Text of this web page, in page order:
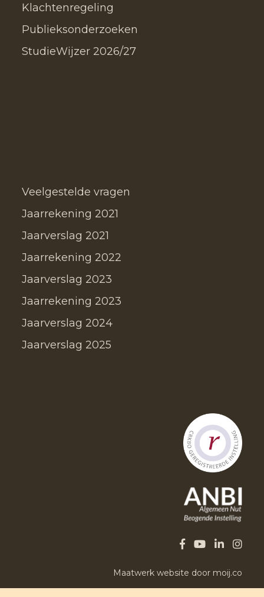
Klachtenregeling
Publieksonderzoeken
StudieWijzer 2026/27
Veelgestelde vragen
Jaarrekening 2021
Jaarverslag 2021
Jaarrekening 2022
Jaarverslag 2023
Jaarrekening 2023
Jaarverslag 2024
Jaarverslag 2025
Maatwerk website door moij.co